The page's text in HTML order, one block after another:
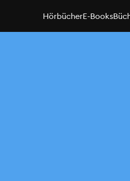
HörbücherE-Books